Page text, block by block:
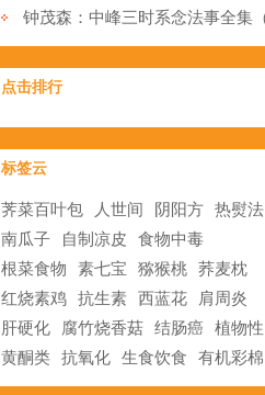
点击排行
标签云
荠菜百叶包 人世间 阴阳方 热熨法
南瓜子
自制凉皮
食物中毒
根菜食物
素七宝 猕猴桃 荞麦枕
红烧素鸡 抗生素 西蓝花
肩周炎
肝硬化
腐竹烧香菇 结肠癌 植物性
黄酮类 抗氧化 生食饮食 有机彩棉